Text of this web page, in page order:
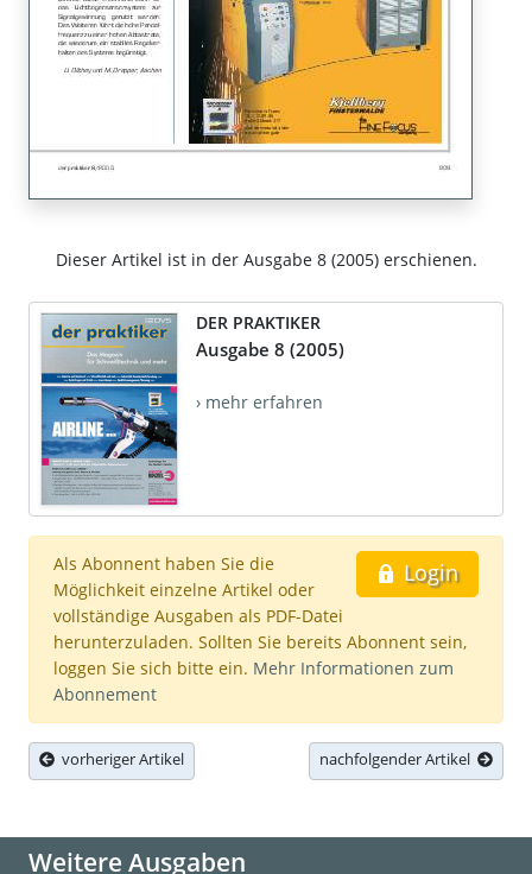
Dieser Artikel ist in der Ausgabe 8 (2005) erschienen.
DER PRAKTIKER
Ausgabe 8 (2005)
› mehr erfahren
Login
Als Abonnent haben Sie die
Möglichkeit einzelne Artikel oder
vollständige Ausgaben als PDF-Datei
herunterzuladen. Sollten Sie bereits Abonnent sein,
loggen Sie sich bitte ein. Mehr Informationen zum
Abonnement
vorheriger Artikel nachfolgender Artikel
Weitere Ausgaben